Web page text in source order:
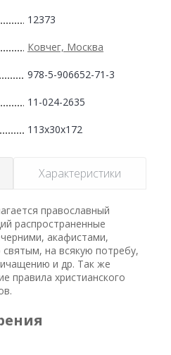
12373
Ковчег, Москва
978-5-906652-71-3
11-024-2635
113x30x172
Характеристики
православный
распространенные
акафистами,
на всякую потребу,
и др. Так же
правила христианского